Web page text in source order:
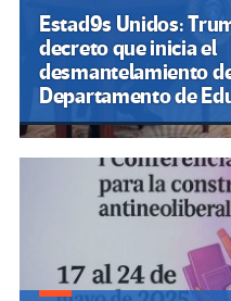
Estad9s Unidos:
decreto que inicia el
desmantelamiento
Departamento de